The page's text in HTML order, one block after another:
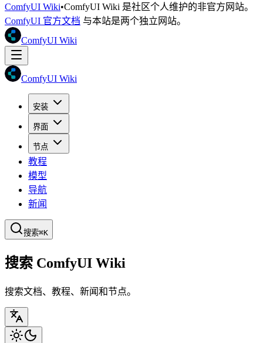
ComfyUI Wiki•ComfyUI Wiki 是社区个人维护的非官方网站。
ComfyUI 官方文档 与本站是两个独立网站。
ComfyUI Wiki
ComfyUI Wiki
安装
界面
节点
教程
模型
导航
新闻
搜索⌘K
搜索 ComfyUI Wiki
搜索文档、教程、新闻和节点。